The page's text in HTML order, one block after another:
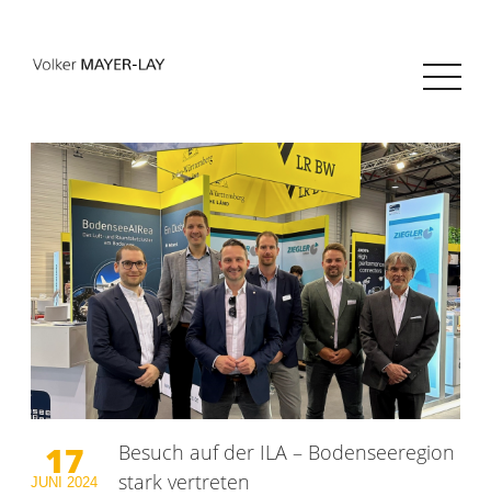
17
JUNI 2024
Besuch auf der ILA – Bodenseeregion
stark vertreten